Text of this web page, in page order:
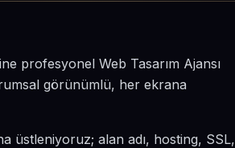
profesyonel Web Tasarım Ajansı
görünümlü, her ekrana
üstleniyoruz; alan adı, hosting, SSL,